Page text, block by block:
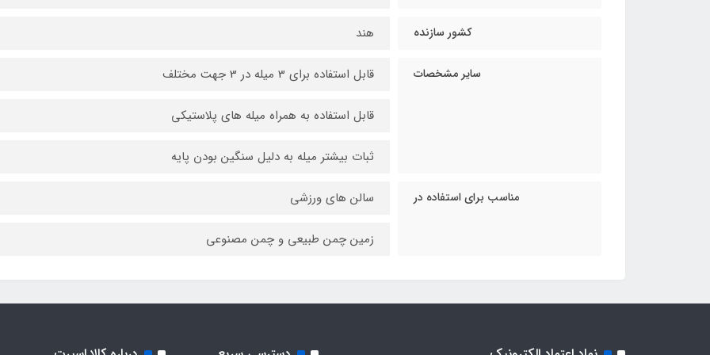
کشور سازنده هند
سایر مشخصات قابل استفاده برای 3 میله در 3 جهت مختلف
قابل استفاده به همراه میله های پلاستیکی
ثبات بیشتر میله به دلیل سنگین بودن پایه
مناسب برای استفاده در سالن های ورزشی
زمین چمن طبیعی و چمن مصنوعی